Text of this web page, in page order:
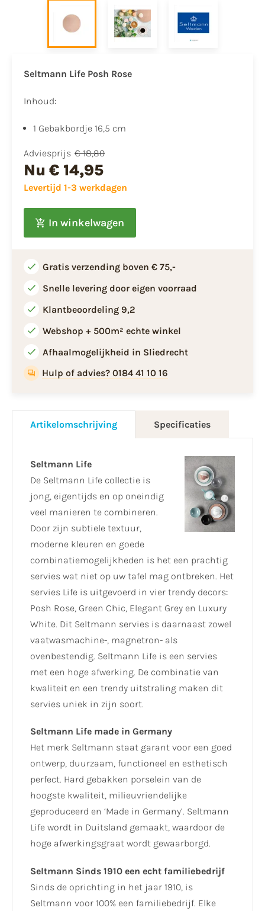
Seltmann Life Posh Rose
Inhoud:
1 Gebakbordje 16,5 cm
Adviesprijs € 18,80
Nu € 14,95
Levertijd 1-3 werkdagen
In winkelwagen
Gratis verzending boven € 75,-
Snelle levering door eigen voorraad
Klantbeoordeling 9,2
Webshop + 500m² echte winkel
Afhaalmogelijkheid in Sliedrecht
Hulp of advies? 0184 41 10 16
Artikelomschrijving Specificaties
Seltmann Life
De Seltmann Life collectie is
jong, eigentijds en op oneindig
veel manieren te combineren.
Door zijn subtiele textuur,
moderne kleuren en goede
combinatiemogelijkheden is het een prachtig
servies wat niet op uw tafel mag ontbreken. Het
servies Life is uitgevoerd in vier trendy decors:
Posh Rose, Green Chic, Elegant Grey en Luxury
White. Dit Seltmann servies is daarnaast zowel
vaatwasmachine-, magnetron- als
ovenbestendig. Seltmann Life is een servies
met een hoge afwerking. De combinatie van
kwaliteit en een trendy uitstraling maken dit
servies uniek in zijn soort.
Seltmann Life made in Germany
Het merk Seltmann staat garant voor een goed
ontwerp, duurzaam, functioneel en esthetisch
perfect. Hard gebakken porselein van de
hoogste kwaliteit, milieuvriendelijke
geproduceerd en ‘Made in Germany’. Seltmann
Life wordt in Duitsland gemaakt, waardoor de
hoge afwerkingsgraat wordt gewaarborgd.
Seltmann Sinds 1910 een echt familiebedrijf
Sinds de oprichting in het jaar 1910, is
Seltmann voor 100% een familiebedrijf. Elke